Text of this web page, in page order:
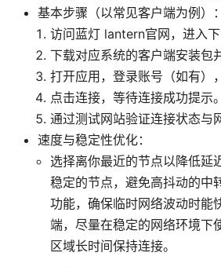
基本步骤（以常见客户端为例）：
访问蓝灯 lantern官网，进入下
下载对应系统的客户端安装包
打开应用，登录账号（如有）
点击连接，等待连接成功提示。
通过测试网站验证连接状态与
速度与稳定性优化：
选择离你最近的节点以降低延
稳定的节点，避免高抖动的中
功能，确保临时网络波动时能
端，尽量在稳定的网络环境下
区域长时间保持连接。